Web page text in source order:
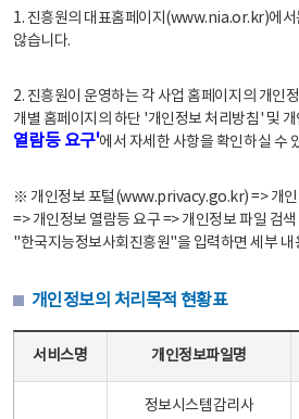
1. 진흥원의 대표홈페이지(www.nia.or.kr)에서
않습니다.
2. 진흥원이 운영하는 각 사업 홈페이지의 개인
개별 홈페이지의 하단 '개인정보 처리방침' 및 개
열람등 요구'에서 자세한 사항을 확인하실 수
※ 개인정보 포털(www.privacy.go.kr) => 개인
=> 개인정보 열람등 요구 => 개인정보 파일 검색
"한국지능정보사회진흥원"을 입력하면 세부 내
개인정보의 처리목적 현황표
서비스명 개인정보파일명
정보시스템감리사